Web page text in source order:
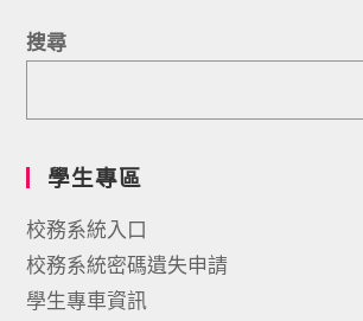
搜尋
學生專區
校務系統入口
校務系統密碼遺失申請
學生專車資訊